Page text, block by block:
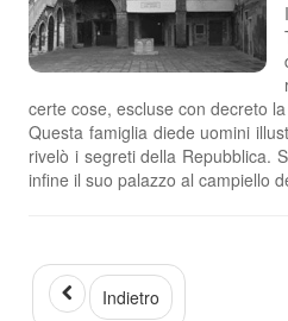
certe cose, escluse con decreto
Questa famiglia diede uomini
rivelò i segreti della Repubblica.
infine il suo palazzo al campiello
Indietro